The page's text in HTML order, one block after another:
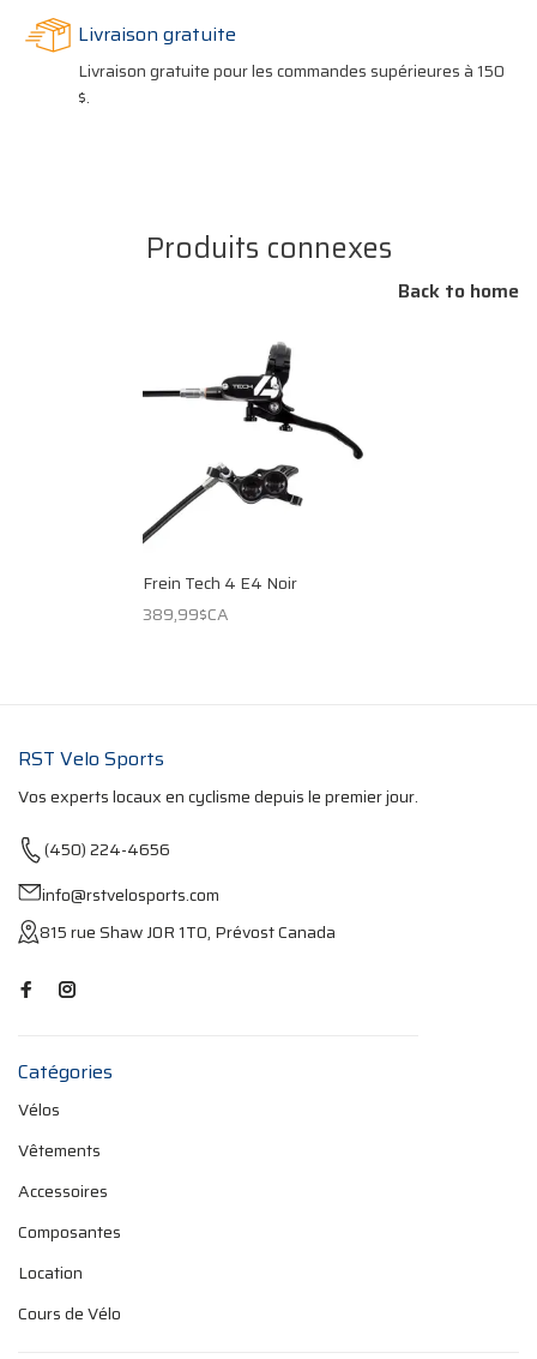
Livraison gratuite
Livraison gratuite pour les commandes supérieures à 150
$.
Produits connexes
Back to home
Frein Tech 4 E4 Noir
389,99$CA
RST Velo Sports
Vos experts locaux en cyclisme depuis le premier jour.
(450) 224-4656
info@rstvelosports.com
815 rue Shaw J0R 1T0, Prévost Canada
Catégories
Vélos
Vêtements
Accessoires
Composantes
Location
Cours de Vélo